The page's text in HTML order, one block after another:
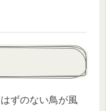
ずのない鳥が風